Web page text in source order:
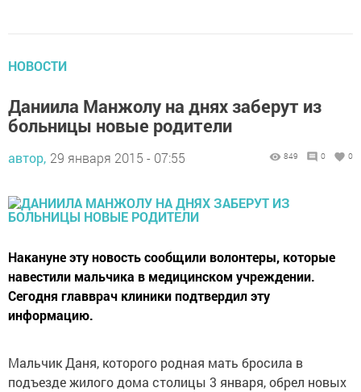
НОВОСТИ
Даниила Манжолу на днях заберут из
больницы новые родители
автор, 29 января 2015 - 07:55 849 0 0
Накануне эту новость сообщили волонтеры, которые
навестили мальчика в медицинском учреждении.
Сегодня главврач клиники подтвердил эту
информацию.
Мальчик Даня, которого родная мать бросила в
подъезде жилого дома столицы 3 января, обрел новых